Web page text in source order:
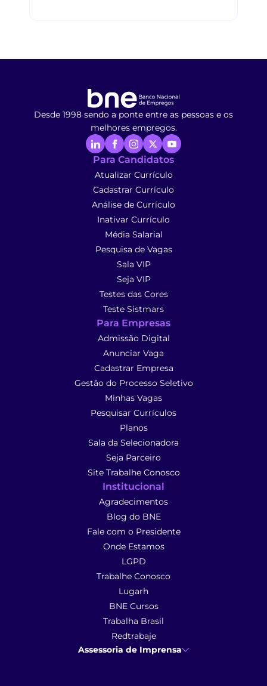
Desde 1998 sendo a ponte entre as pessoas e os
melhores empregos.
Para Candidatos
Atualizar Currículo
Cadastrar Currículo
Análise de Currículo
Inativar Currículo
Média Salarial
Pesquisa de Vagas
Sala VIP
Seja VIP
Testes das Cores
Teste Sistmars
Para Empresas
Admissão Digital
Anunciar Vaga
Cadastrar Empresa
Gestão do Processo Seletivo
Minhas Vagas
Pesquisar Currículos
Planos
Sala da Selecionadora
Seja Parceiro
Site Trabalhe Conosco
Institucional
Agradecimentos
Blog do BNE
Fale com o Presidente
Onde Estamos
LGPD
Trabalhe Conosco
Lugarh
BNE Cursos
Trabalha Brasil
Redtrabaje
Assessoria de Imprensa